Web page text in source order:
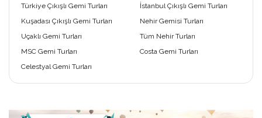
Türkiye Çıkışlı Gemi Turları
İstanbul Çıkışlı Gemi Turları
Kuşadası Çıkışlı Gemi Turları
Nehir Gemisi Turları
Uçaklı Gemi Turları
Tüm Nehir Turları
MSC Gemi Turları
Costa Gemi Turları
Celestyal Gemi Turları